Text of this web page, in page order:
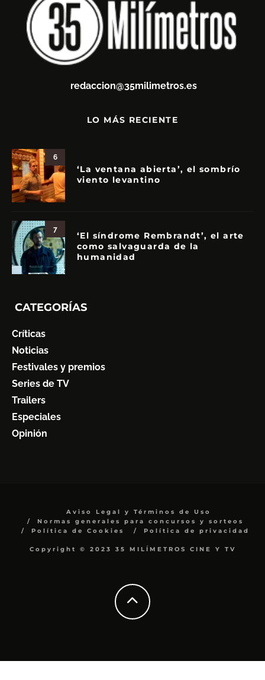
redaccion@35milimetros.es
LO MÁS RECIENTE
6
‘La ventana abierta’, el sombrío
viento levantino
7
‘El síndrome Rembrandt’, el arte
como salvaguarda de la
humanidad
CATEGORÍAS
Críticas
Noticias
Festivales y premios
Series de TV
Trailers
Especiales
Opinión
Aviso Legal y Términos de Uso
Normas generales para concursos y sorteos
Política de Cookies
Política de privacidad
Copyright © 2023 35 MILÍMETROS CINE Y TV